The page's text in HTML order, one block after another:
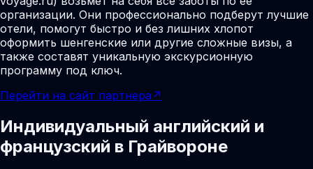
организации. Они профессионально подберут лучшие
отели, помогут быстро и без лишних хлопот
оформить шенгенские или другие сложные визы, а
также составят уникальную экскурсионную
программу под ключ.
Перейти на сайт партнера ↗
Индивидуальный английский и
французский в Грайвороне